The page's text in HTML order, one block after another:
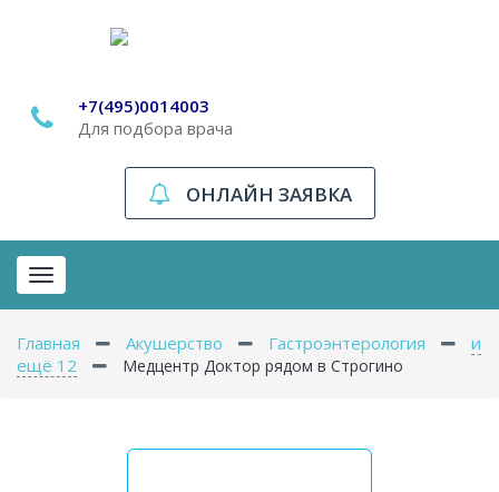
+7(495)0014003
Для подбора врача
ОНЛАЙН ЗАЯВКА
Toggle
navigation
Главная Акушерство Гастроэнтерология
и
ещё 12
Медцентр Доктор рядом в Строгино